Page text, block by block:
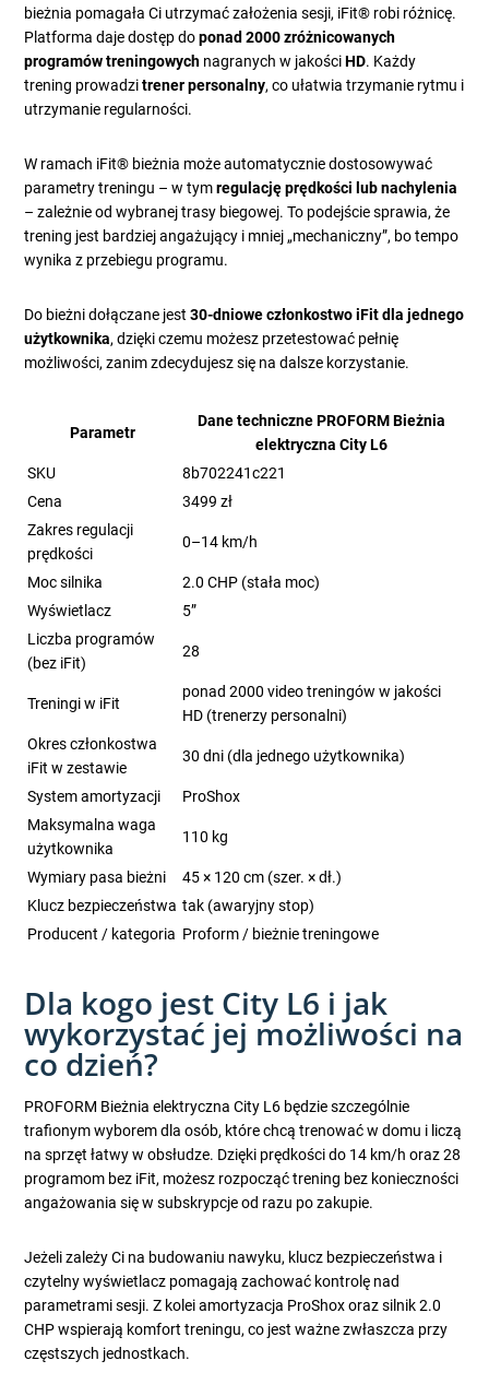
bieżnia pomagała Ci utrzymać założenia sesji, iFit® robi różnicę.
Platforma daje dostęp doponad 2000 zróżnicowanych
programów treningowych nagranych w jakościHD. Każdy
trening prowadzitrener personalny, co ułatwia trzymanie rytmu i
utrzymanie regularności.
W ramach iFit® bieżnia może automatycznie dostosowywać
parametry treningu – w tymregulację prędkości lub nachylenia
– zależnie od wybranej trasy biegowej. To podejście sprawia, że
trening jest bardziej angażujący i mniej „mechaniczny”, bo tempo
wynika z przebiegu programu.
Do bieżni dołączane jest30-dniowe członkostwo iFit dla jednego
użytkownika, dzięki czemu możesz przetestować pełnię
możliwości, zanim zdecydujesz się na dalsze korzystanie.
Parametr
Dane techniczne PROFORM Bieżnia
elektryczna City L6
SKU
8b702241c221
Cena
3499 zł
Zakres regulacji
prędkości
0–14 km/h
Moc silnika
2.0 CHP (stała moc)
Wyświetlacz
5”
Liczba programów
(bez iFit)
28
Treningi w iFit
ponad 2000 video treningów w jakości
HD (trenerzy personalni)
Okres członkostwa
iFit w zestawie
30 dni (dla jednego użytkownika)
System amortyzacji
ProShox
Maksymalna waga
użytkownika
110 kg
Wymiary pasa bieżni
45 × 120 cm (szer. × dł.)
Klucz bezpieczeństwa tak (awaryjny stop)
Producent / kategoria Proform / bieżnie treningowe
Dla kogo jest City L6 i jak
wykorzystać jej możliwości na
co dzień?
PROFORM Bieżnia elektryczna City L6 będzie szczególnie
trafionym wyborem dla osób, które chcą trenować w domu i liczą
na sprzęt łatwy w obsłudze. Dzięki prędkości do 14 km/h oraz 28
programom bez iFit, możesz rozpocząć trening bez konieczności
angażowania się w subskrypcje od razu po zakupie.
Jeżeli zależy Ci na budowaniu nawyku, klucz bezpieczeństwa i
czytelny wyświetlacz pomagają zachować kontrolę nad
parametrami sesji. Z kolei amortyzacja ProShox oraz silnik 2.0
CHP wspierają komfort treningu, co jest ważne zwłaszcza przy
częstszych jednostkach.